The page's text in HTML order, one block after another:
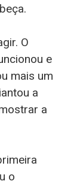
O
e
mais um
a
a
o